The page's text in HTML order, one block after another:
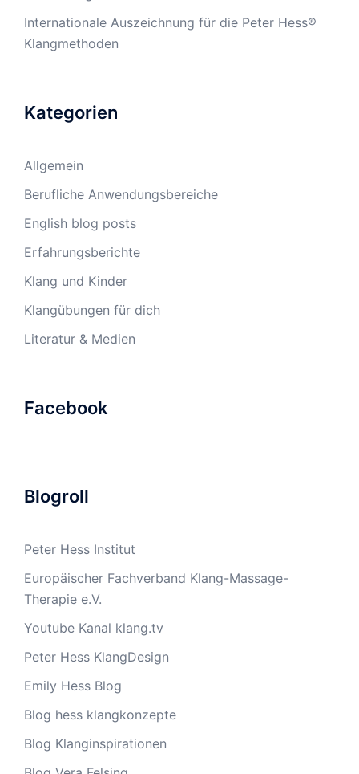
Internationale Auszeichnung für die Peter Hess®
Klangmethoden
Kategorien
Allgemein
Berufliche Anwendungsbereiche
English blog posts
Erfahrungsberichte
Klang und Kinder
Klangübungen für dich
Literatur & Medien
Facebook
Blogroll
Peter Hess Institut
Europäischer Fachverband Klang-Massage-
Therapie e.V.
Youtube Kanal klang.tv
Peter Hess KlangDesign
Emily Hess Blog
Blog hess klangkonzepte
Blog Klanginspirationen